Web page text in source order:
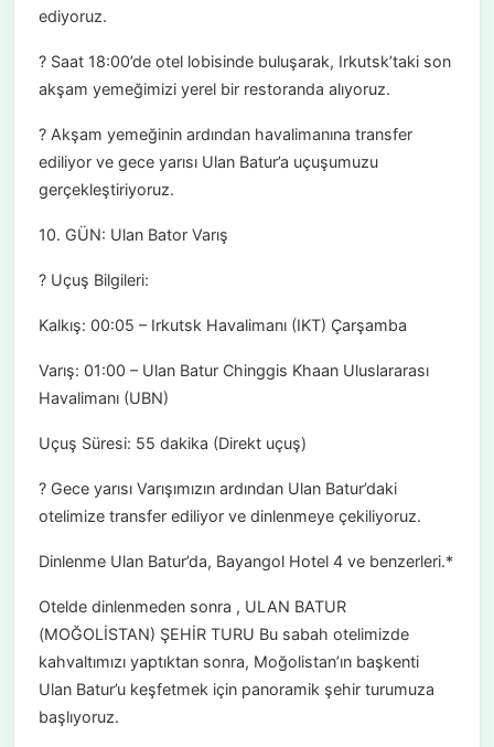
ediyoruz.
? Saat 18:00’de otel lobisinde buluşarak, Irkutsk’taki son
akşam yemeğimizi yerel bir restoranda alıyoruz.
? Akşam yemeğinin ardından havalimanına transfer
ediliyor ve gece yarısı Ulan Batur’a uçuşumuzu
gerçekleştiriyoruz.
10. GÜN: Ulan Bator Varış
? Uçuş Bilgileri:
Kalkış: 00:05 – Irkutsk Havalimanı (IKT) Çarşamba
Varış: 01:00 – Ulan Batur Chinggis Khaan Uluslararası
Havalimanı (UBN)
Uçuş Süresi: 55 dakika (Direkt uçuş)
? Gece yarısı Varışımızın ardından Ulan Batur’daki
otelimize transfer ediliyor ve dinlenmeye çekiliyoruz.
Dinlenme Ulan Batur’da, Bayangol Hotel 4 ve benzerleri.*
Otelde dinlenmeden sonra , ULAN BATUR
(MOĞOLİSTAN) ŞEHİR TURU Bu sabah otelimizde
kahvaltımızı yaptıktan sonra, Moğolistan’ın başkenti
Ulan Batur’u keşfetmek için panoramik şehir turumuza
başlıyoruz.